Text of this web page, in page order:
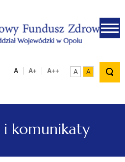
A A+ A++ A A
i komunikaty